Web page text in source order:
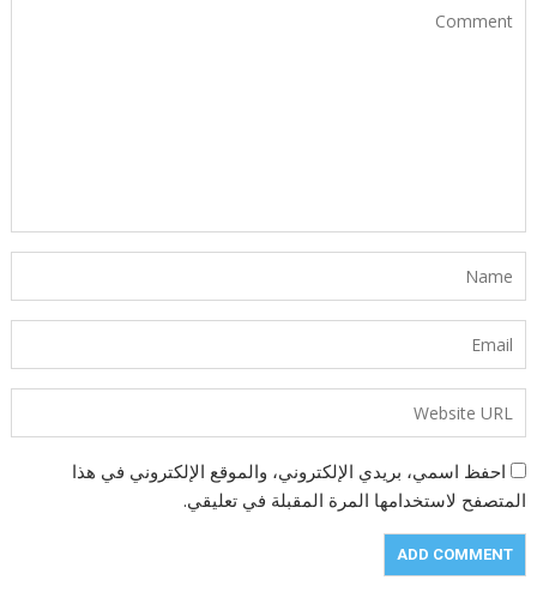
احفظ اسمي، بريدي الإلكتروني، والموقع الإلكتروني في هذا
المتصفح لاستخدامها المرة المقبلة في تعليقي.